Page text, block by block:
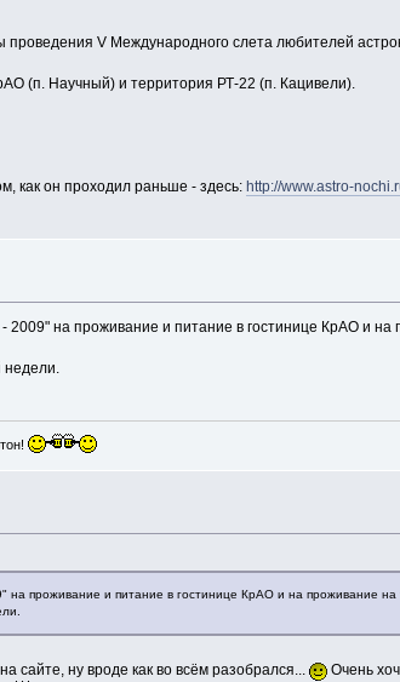
проведения V Международного слета любителей
(п. Научный) и территория РТ-22 (п. Кацивели).
как он проходил раньше - здесь: http://www.astro-
на проживание и питание в гостинице КрАО и на
недели.
проживание и питание в гостинице КрАО и на проживание на
сайте, ну вроде как во всём разобрался... Очень